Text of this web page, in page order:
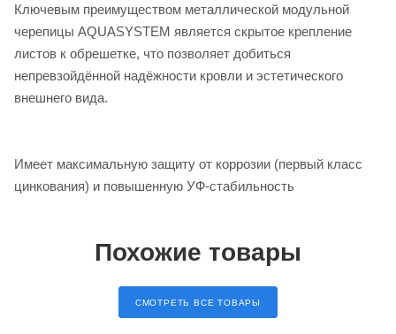
Ключевым преимуществом металлической модульной
черепицы AQUASYSTEM является скрытое крепление
листов к обрешетке, что позволяет добиться
непревзойдённой надёжности кровли и эстетического
внешнего вида.
Имеет максимальную защиту от коррозии (первый класс
цинкования) и повышенную УФ-стабильность
Похожие товары
СМОТРЕТЬ ВСЕ ТОВАРЫ